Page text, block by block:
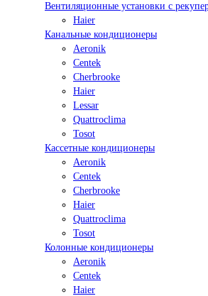
Вентиляционные установки с
Haier
Канальные кондиционеры
Aeronik
Centek
Cherbrooke
Haier
Lessar
Quattroclima
Tosot
Кассетные кондиционеры
Aeronik
Centek
Cherbrooke
Haier
Quattroclima
Tosot
Колонные кондиционеры
Aeronik
Centek
Haier